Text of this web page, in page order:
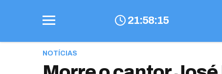
21:58:16
NOTÍCIAS